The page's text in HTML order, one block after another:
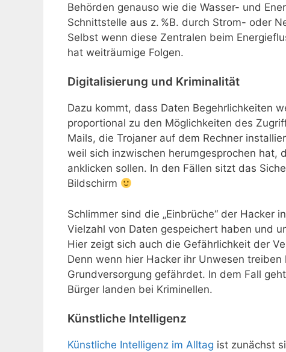
Behörden genauso wie die Wasser- und
Schnittstelle aus z. %B. durch Strom- oder
Selbst wenn diese Zentralen beim
hat weiträumige Folgen.
Digitalisierung und Kriminalität
Dazu kommt, dass Daten Begehrlichkeiten
proportional zu den Möglichkeiten des
Mails, die Trojaner auf dem Rechner
weil sich inzwischen herumgesprochen hat,
anklicken sollen. In den Fällen sitzt das
Bildschirm
Schlimmer sind die „Einbrüche“ der Hacker
Vielzahl von Daten gespeichert haben und
Hier zeigt sich auch die Gefährlichkeit der
Denn wenn hier Hacker ihr Unwesen
Grundversorgung gefährdet. In dem Fall
Bürger landen bei Kriminellen.
Künstliche Intelligenz
Künstliche Intelligenz im Alltag ist zunächst